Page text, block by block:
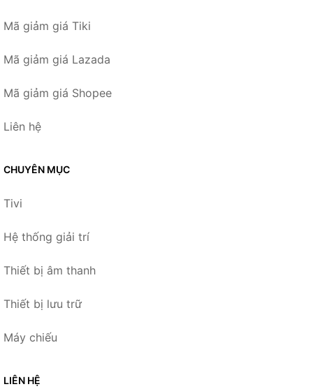
Mã giảm giá Tiki
Mã giảm giá Lazada
Mã giảm giá Shopee
Liên hệ
CHUYÊN MỤC
Tivi
Hệ thống giải trí
Thiết bị âm thanh
Thiết bị lưu trữ
Máy chiếu
LIÊN HỆ